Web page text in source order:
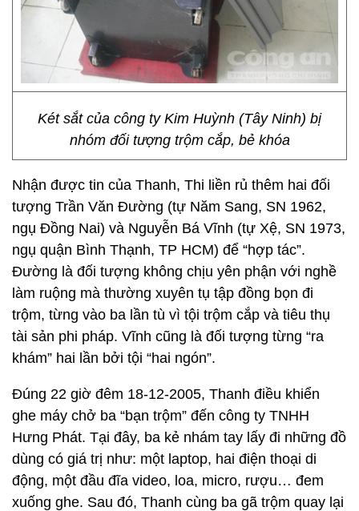
Két sắt của công ty Kim Huỳnh (Tây Ninh) bị
nhóm đối tượng trộm cắp, bẻ khóa
Nhận được tin của Thanh, Thi liền rủ thêm hai đối
tượng Trần Văn Đường (tự Năm Sang, SN 1962,
ngụ Đồng Nai) và Nguyễn Bá Vĩnh (tự Xệ, SN 1973,
ngụ quận Bình Thạnh, TP HCM) để “hợp tác”.
Đường là đối tượng không chịu yên phận với nghề
làm ruộng mà thường xuyên tụ tập đồng bọn đi
trộm, từng vào ba lần tù vì tội trộm cắp và tiêu thụ
tài sản phi pháp. Vĩnh cũng là đối tượng từng “ra
khám” hai lần bởi tội “hai ngón”.
Đúng 22 giờ đêm 18-12-2005, Thanh điều khiển
ghe máy chở ba “bạn trộm” đến công ty TNHH
Hưng Phát. Tại đây, ba kẻ nhám tay lấy đi những đồ
dùng có giá trị như: một laptop, hai điện thoại di
động, một đầu đĩa video, loa, micro, rượu… đem
xuống ghe. Sau đó, Thanh cùng ba gã trộm quay lại